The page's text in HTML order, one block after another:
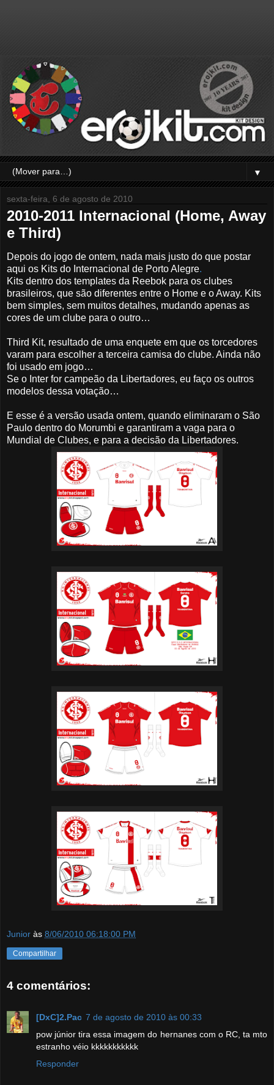
▼
sexta-feira, 6 de agosto de 2010
2010-2011 Internacional (Home, Away
e Third)
Depois do jogo de ontem, nada mais justo do que postar
aqui os Kits do Internacional de Porto Alegre.
Kits dentro dos templates da Reebok para os clubes
brasileiros, que são diferentes entre o Home e o Away. Kits
bem simples, sem muitos detalhes, mudando apenas as
cores de um clube para o outro…
Third Kit, resultado de uma enquete em que os torcedores
varam para escolher a terceira camisa do clube. Ainda não
foi usado em jogo…
Se o Inter for campeão da Libertadores, eu faço os outros
modelos dessa votação…
E esse é a versão usada ontem, quando eliminaram o São
Paulo dentro do Morumbi e garantiram a vaga para o
Mundial de Clubes, e para a decisão da Libertadores.
Junior às 8/06/2010 06:18:00 PM
Compartilhar
4 comentários:
[DxC]2.Pac 7 de agosto de 2010 às 00:33
pow júnior tira essa imagem do hernanes com o RC, ta mto
estranho véio kkkkkkkkkkk
Responder